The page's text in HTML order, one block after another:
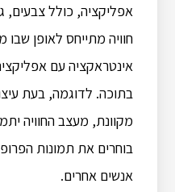
אפליקציה, כולל צבעים,
חוויה מתייחס לאופן
אינטראקציה עם
בתוכה. לדוגמה, בעת
מקוונת, מעצב החוויה
בוחרים את תמונות
אנשים אחרים.